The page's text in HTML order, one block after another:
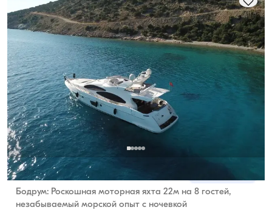
Бодрум, Muğla
Бодрум: Роскошная моторная яхта 22м на 8 гостей,
незабываемый морской опыт с ночевкой